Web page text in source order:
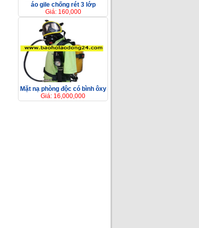
áo gile chống rét 3 lớp
Giá: 160,000
Mặt nạ phòng độc có bình ôxy
Giá: 16,000,000